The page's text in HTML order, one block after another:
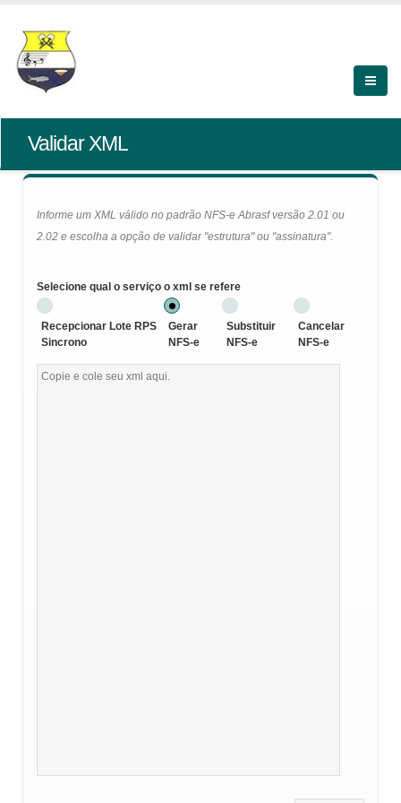
Validar XML
Informe um XML válido no padrão NFS-e Abrasf versão 2.01 ou
2.02 e escolha a opção de validar "estrutura" ou "assinatura".
Selecione qual o serviço o xml se refere
Recepcionar Lote RPS
Sincrono
Gerar
NFS-e
Substituir
NFS-e
Cancelar
NFS-e